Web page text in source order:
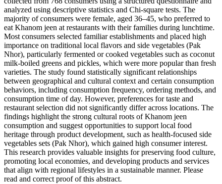
analyzed using descriptive statistics and Chi-square tests. The
majority of consumers were female, aged 36–45, who preferred to
eat Khanom jeen at restaurants with their families during lunchtime.
Most consumers selected familiar establishments and placed high
importance on traditional local flavors and side vegetables (Pak
Nhor), particularly fermented or cooked vegetables such as coconut
milk-boiled greens and pickles, which were more popular than fresh
varieties. The study found statistically significant relationships
between geographical and cultural context and certain consumption
behaviors, including consumption frequency, ordering methods, and
consumption time of day. However, preferences for taste and
restaurant selection did not significantly differ across locations. The
findings highlight the strong cultural roots of Khanom jeen
consumption and suggest opportunities to support local food
heritage through product development, such as health-focused side
vegetables sets (Pak Nhor), which gained high consumer interest.
This research provides valuable insights for preserving food culture,
promoting local economies, and developing products and services
that align with regional lifestyles in a sustainable manner. Please
read and correct proof of this abstract.